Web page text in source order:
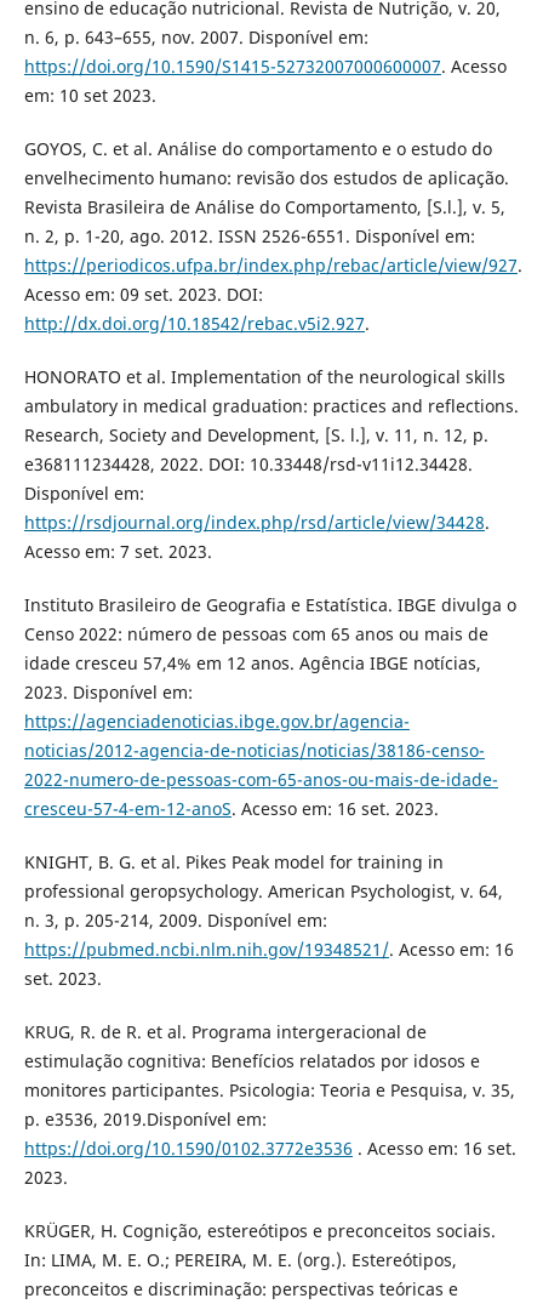
ensino de educação nutricional. Revista de Nutrição, v. 20,
n. 6, p. 643–655, nov. 2007. Disponível em:
https://doi.org/10.1590/S1415-52732007000600007. Acesso
em: 10 set 2023.
GOYOS, C. et al. Análise do comportamento e o estudo do
envelhecimento humano: revisão dos estudos de aplicação.
Revista Brasileira de Análise do Comportamento, [S.l.], v. 5,
n. 2, p. 1-20, ago. 2012. ISSN 2526-6551. Disponível em:
https://periodicos.ufpa.br/index.php/rebac/article/view/927.
Acesso em: 09 set. 2023. DOI:
http://dx.doi.org/10.18542/rebac.v5i2.927.
HONORATO et al. Implementation of the neurological skills
ambulatory in medical graduation: practices and reflections.
Research, Society and Development, [S. l.], v. 11, n. 12, p.
e368111234428, 2022. DOI: 10.33448/rsd-v11i12.34428.
Disponível em:
https://rsdjournal.org/index.php/rsd/article/view/34428.
Acesso em: 7 set. 2023.
Instituto Brasileiro de Geografia e Estatística. IBGE divulga o
Censo 2022: número de pessoas com 65 anos ou mais de
idade cresceu 57,4% em 12 anos. Agência IBGE notícias,
2023. Disponível em:
https://agenciadenoticias.ibge.gov.br/agencia-
noticias/2012-agencia-de-noticias/noticias/38186-censo-
2022-numero-de-pessoas-com-65-anos-ou-mais-de-idade-
cresceu-57-4-em-12-anoS. Acesso em: 16 set. 2023.
KNIGHT, B. G. et al. Pikes Peak model for training in
professional geropsychology. American Psychologist, v. 64,
n. 3, p. 205-214, 2009. Disponível em:
https://pubmed.ncbi.nlm.nih.gov/19348521/. Acesso em: 16
set. 2023.
KRUG, R. de R. et al. Programa intergeracional de
estimulação cognitiva: Benefícios relatados por idosos e
monitores participantes. Psicologia: Teoria e Pesquisa, v. 35,
p. e3536, 2019.Disponível em:
https://doi.org/10.1590/0102.3772e3536 . Acesso em: 16 set.
2023.
KRÜGER, H. Cognição, estereótipos e preconceitos sociais.
In: LIMA, M. E. O.; PEREIRA, M. E. (org.). Estereótipos,
preconceitos e discriminação: perspectivas teóricas e